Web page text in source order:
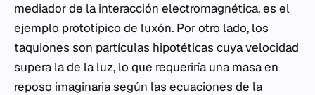
mediador de la interacción electromagnética, es el
ejemplo prototípico de luxón. Por otro lado, los
taquiones son partículas hipotéticas cuya velocidad
supera la de la luz, lo que requeriría una masa en
reposo imaginaria según las ecuaciones de la